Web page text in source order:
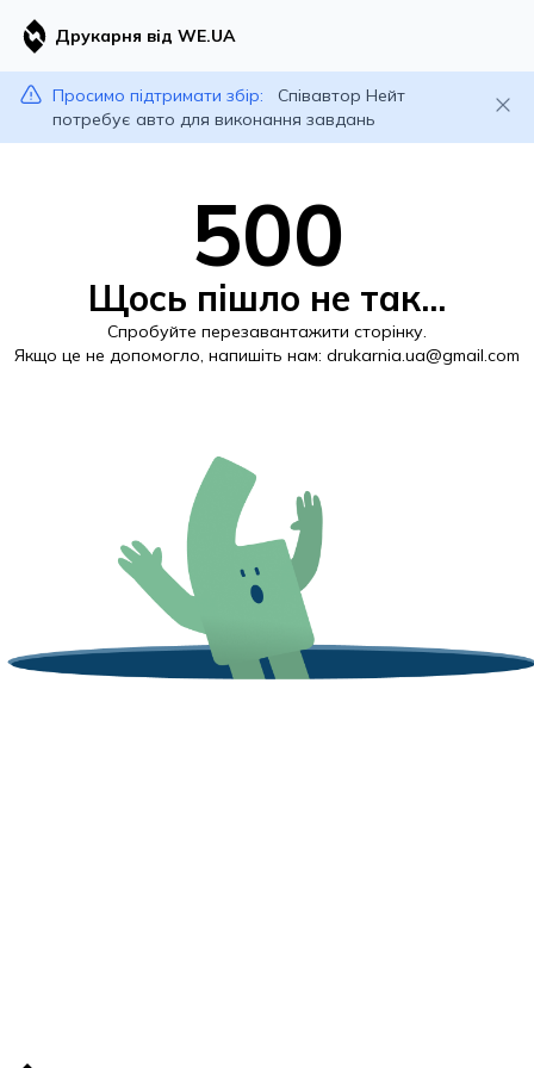
Друкарня від WE.UA
Просимо підтримати збір:
Співавтор Нейт
потребує авто для виконання завдань
500
Щось пішло не так...
Спробуйте перезавантажити сторінку.
Якщо це не допомогло, напишіть нам: drukarnia.ua@gmail.com